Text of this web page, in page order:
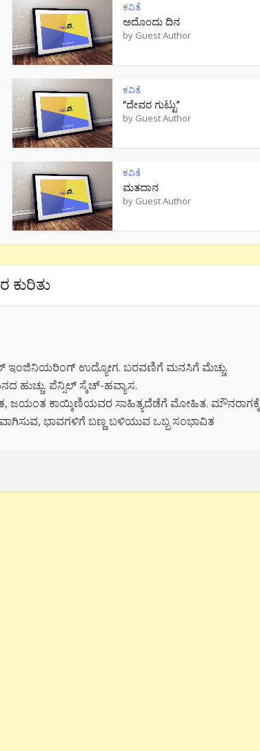
ಕವಿತೆ
ಅದೊಂದು ದಿನ
by Guest Author
ಕವಿತೆ
“ದೇವರ ಗುಟ್ಟು”
by Guest Author
ಕವಿತೆ
ಮತದಾನ
by Guest Author
ಕುರಿತು
ವೇರ್ ಇಂಜಿನಿಯರಿಂಗ್ ಉದ್ಯೋಗ. ಬರವಣಿಗೆ ಮನಸಿಗೆ ಮೆಚ್ಚು.
ಹುಚ್ಚು. ಪೆನ್ಸಿಲ್ ಸ್ಕೆಚ್-ಹವ್ಯಾಸ.
ಜಯಂತ ಕಾಯ್ಕಿಣಿಯವರ ಸಾಹಿತ್ಯದೆಡೆಗೆ ಮೋಹಿತ. ಮೌನರಾಗಕ್ಕೆ
ಭಾವಗಳಿಗೆ ಬಣ್ಣ ಬಳಿಯುವ ಒಬ್ಬ ಸಂಭಾವಿತ